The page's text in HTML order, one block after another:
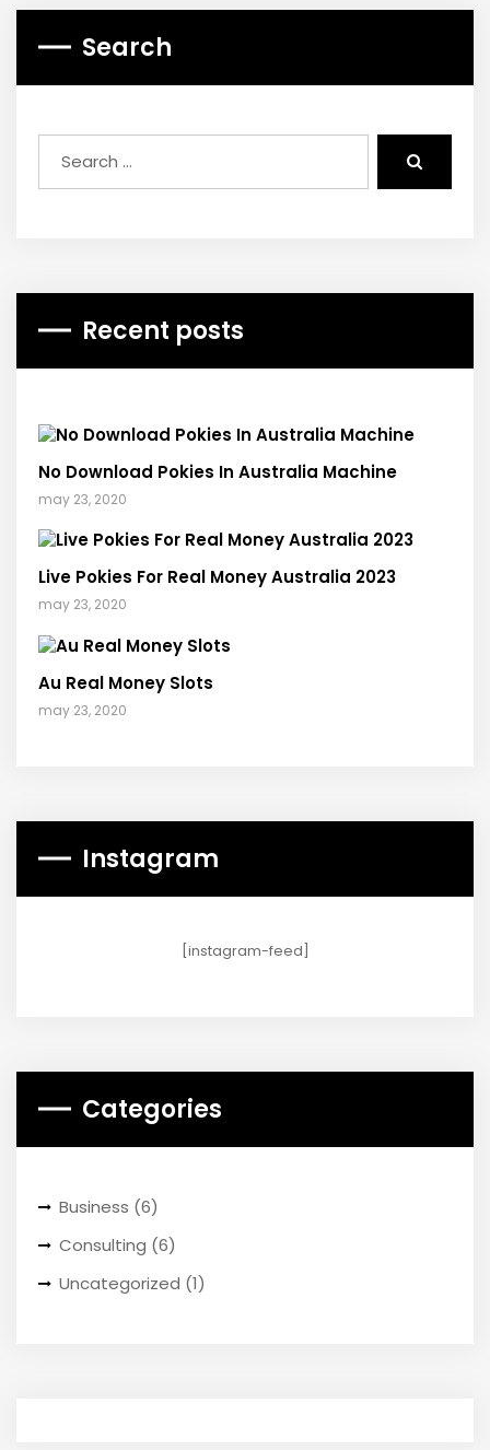
Search
Recent posts
No Download Pokies In Australia Machine
may 23, 2020
Live Pokies For Real Money Australia 2023
may 23, 2020
Au Real Money Slots
may 23, 2020
Instagram
[instagram-feed]
Categories
Business (6)
Consulting (6)
Uncategorized (1)